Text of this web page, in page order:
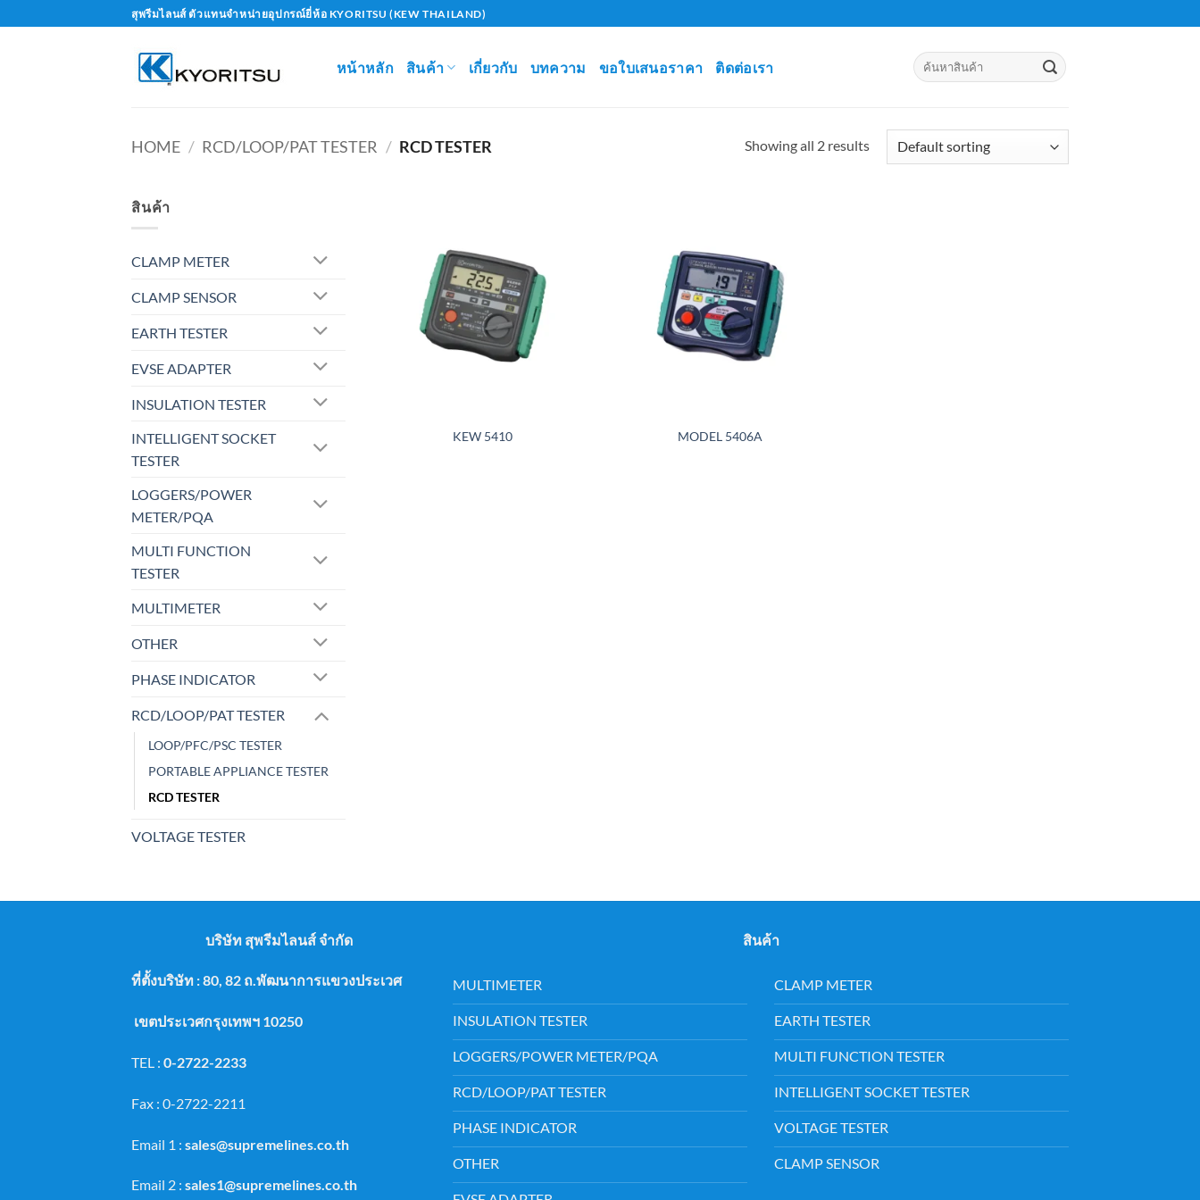
to
สุพรีมไลนส์ ตัวแทนจำหน่ายอุปกรณ์ยี่ห้อ KYORITSU (KEW THAILAND)
หน้าหลัก สินค้า เกี่ยวกับ บทความ ขอใบเสนอราคา ติดต่อเรา
Search
for:
HOME / RCD/LOOP/PAT TESTER / RCD TESTER Showing all 2 results
สินค้า
CLAMP METER
CLAMP SENSOR
EARTH TESTER
EVSE ADAPTER
INSULATION TESTER
INTELLIGENT SOCKET
TESTER
LOGGERS/POWER
METER/PQA
MULTI FUNCTION
TESTER
MULTIMETER
OTHER
PHASE INDICATOR
RCD/LOOP/PAT TESTER
LOOP/PFC/PSC TESTER
PORTABLE APPLIANCE TESTER
RCD TESTER
VOLTAGE TESTER
KEW 5410 MODEL 5406A
บริษัท สุพรีมไลนส์ จำกัด
ที่ตั้งบริษัท : 80, 82 ถ.พัฒนาการแขวงประเวศ
เขตประเวศกรุงเทพฯ 10250
TEL : 0-2722-2233
Fax : 0-2722-2211
Email 1 : sales@supremelines.co.th
Email 2 : sales1@supremelines.co.th
สินค้า
MULTIMETER
INSULATION TESTER
LOGGERS/POWER METER/PQA
RCD/LOOP/PAT TESTER
PHASE INDICATOR
OTHER
CLAMP METER
EARTH TESTER
MULTI FUNCTION TESTER
INTELLIGENT SOCKET TESTER
VOLTAGE TESTER
CLAMP SENSOR